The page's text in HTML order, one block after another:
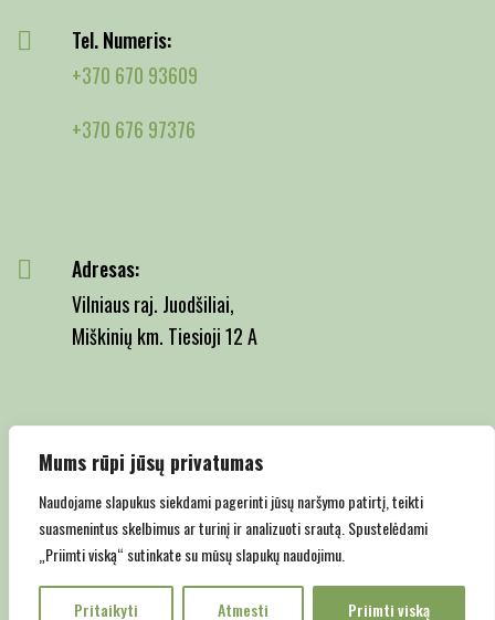
Mums rūpi jūsų privatumas
Naudojame slapukus siekdami pagerinti jūsų naršymo patirtį, teikti
suasmenintus skelbimus ar turinį ir analizuoti srautą. Spustelėdami
„Priimti viską“ sutinkate su mūsų slapukų naudojimu.
Pritaikyti Atmesti Priimti viską
Tel. Numeris:
+370 670 93609
+370 676 97376
Adresas:
Vilniaus raj. Juodšiliai,
Miškinių km. Tiesioji 12 A
Email:
Copyright © 2022 Juodšilių medelynas | Privatumo politika